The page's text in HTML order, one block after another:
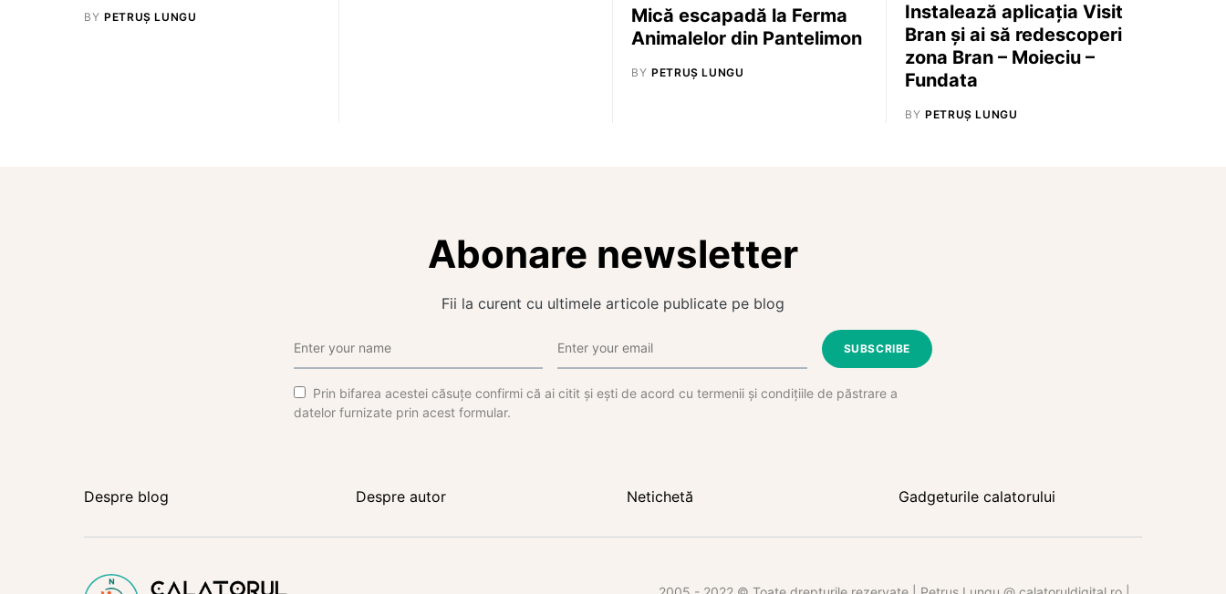
BY PETRUȘ LUNGU
Mică escapadă la Ferma
Animalelor din Pantelimon
BY PETRUȘ LUNGU
Instalează aplicația Visit
Bran și ai să redescoperi
zona Bran – Moieciu –
Fundata
BY PETRUȘ LUNGU
Abonare newsletter
Fii la curent cu ultimele articole publicate pe blog
SUBSCRIBE
Prin bifarea acestei căsuțe confirmi că ai citit și ești de acord cu termenii și condițiile de păstrare a
datelor furnizate prin acest formular.
Despre blog Despre autor Netichetă Gadgeturile calatorului